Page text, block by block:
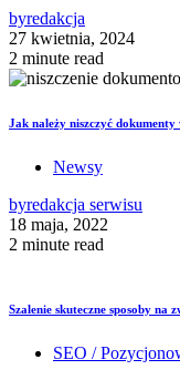
byredakcja
27 kwietnia, 2024
2 minute read
Jak należy niszczyć dokumenty
Newsy
byredakcja serwisu
18 maja, 2022
2 minute read
Szalenie skuteczne sposoby na
SEO /